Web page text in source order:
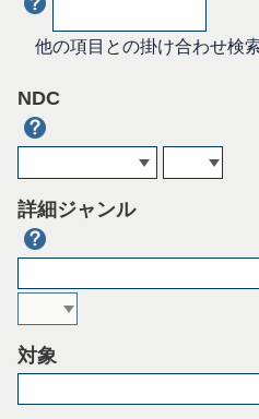
他の項目との掛け合わせ検
NDC
詳細ジャンル
対象